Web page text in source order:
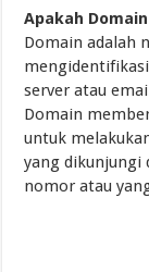
Apakah
Domain adalah
server atau
Domain
untuk
yang dikunjungi
nomor atau